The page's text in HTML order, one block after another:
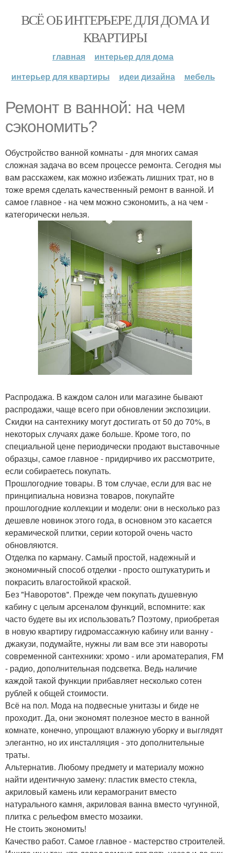
ВСЁ ОБ ИНТЕРЬЕРЕ ДЛЯ ДОМА И
КВАРТИРЫ
главная
интерьер для дома
интерьер для квартиры
идеи дизайна мебель
Ремонт в ванной: на чем
сэкономить?
Обустройство ванной комнаты - для многих самая
сложная задача во всем процессе ремонта. Сегодня мы
вам расскажем, как можно избежать лишних трат, но в
тоже время сделать качественный ремонт в ванной. И
самое главное - на чем можно сэкономить, а на чем -
категорически нельзя.
Распродажа. В каждом салон или магазине бывают
распродажи, чаще всего при обновлении экспозиции.
Скидки на сантехнику могут достигать от 50 до 70%, в
некоторых случаях даже больше. Кроме того, по
специальной цене периодически продают выставочные
образцы, самое главное - придирчиво их рассмотрите,
если собираетесь покупать.
Прошлогодние товары. В том случае, если для вас не
принципиальна новизна товаров, покупайте
прошлогодние коллекции и модели: они в несколько раз
дешевле новинок этого года, в основном это касается
керамической плитки, серии которой очень часто
обновляются.
Отделка по карману. Самый простой, надежный и
экономичный способ отделки - просто оштукатурить и
покрасить влагостойкой краской.
Без "Наворотов". Прежде чем покупать душевную
кабину с целым арсеналом функций, вспомните: как
часто будете вы их использовать? Поэтому, приобретая
в новую квартиру гидромассажную кабину или ванну -
джакузи, подумайте, нужны ли вам все эти навороты
современной сантехники: хромо - или ароматерапия, FM
- радио, дополнительная подсветка. Ведь наличие
каждой такой функции прибавляет несколько сотен
рублей к общей стоимости.
Всё на пол. Мода на подвесные унитазы и биде не
проходит. Да, они экономят полезное место в ванной
комнате, конечно, упрощают влажную уборку и выглядят
элегантно, но их инсталляция - это дополнительные
траты.
Альтернатив. Любому предмету и материалу можно
найти идентичную замену: пластик вместо стекла,
акриловый камень или керамогранит вместо
натурального камня, акриловая ванна вместо чугунной,
плитка с рельефом вместо мозаики.
Не стоить экономить!
Качество работ. Самое главное - мастерство строителей.